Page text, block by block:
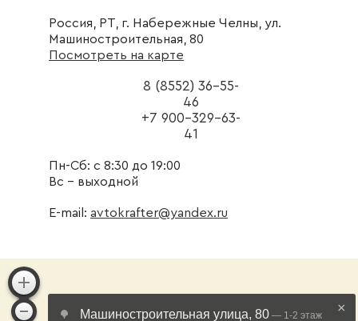
Россия, РТ, г. Набережные Челны, ул.
Машиностроительная, 80
Посмотреть на карте
8 (8552) 36-55-
46
+7 900-329-63-
41
Пн-Сб: с 8:30 до 19:00
Вс - выходной
E-mail: avtokrafter@yandex.ru